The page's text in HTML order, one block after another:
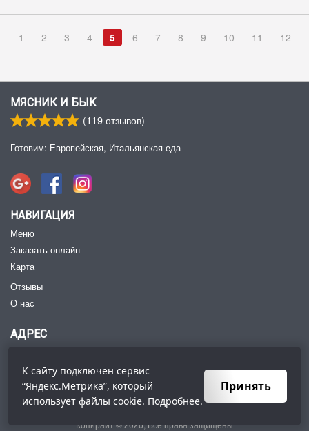
1 2 3 4 5 6 7 8 9 10 11 12
МЯСНИК И БЫК
(119отзывов)
Готовим: Европейская, Итальянская еда
НАВИГАЦИЯ
Меню
Заказать онлайн
Карта
Отзывы
О нас
АДРЕС
Тел: +7 (8634) 47‑74-54
Копирайт © 2026, Все права защищены
К сайту подключен сервис
“Яндекс.Метрика”, который
использует файлы cookie. Подробнее.
Принять